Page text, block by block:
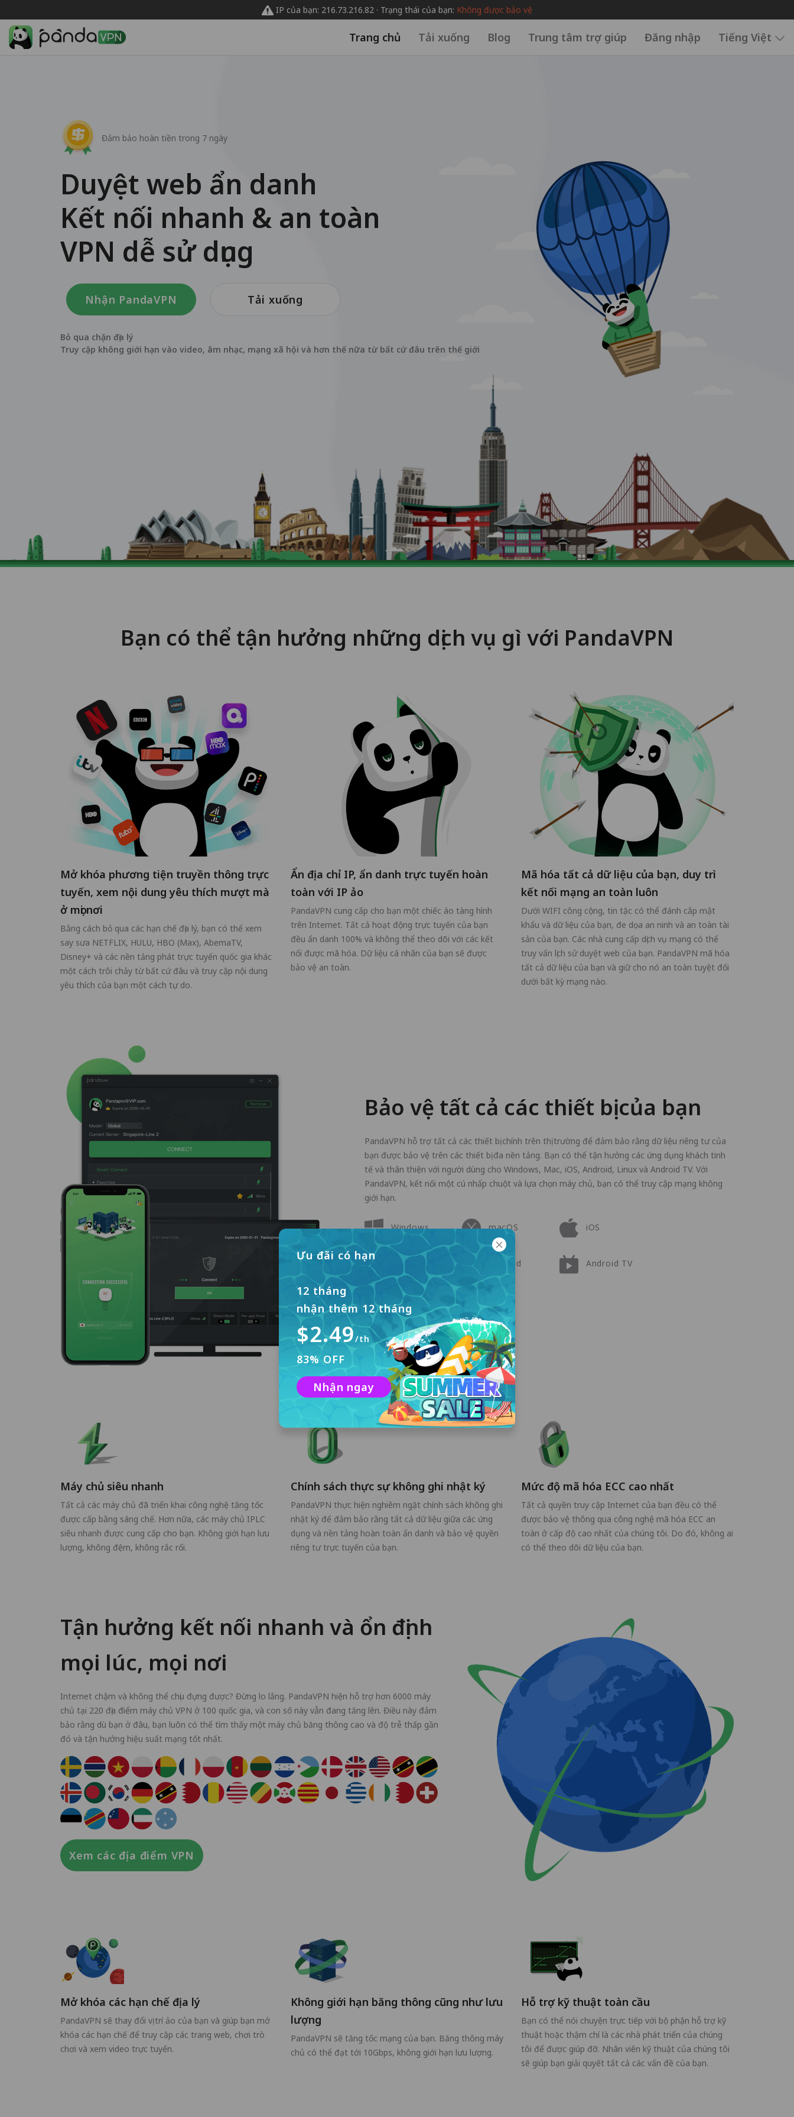
IP của bạn: 216.73.216.82 · Trạng thái của bạn: Không được bảo vệ
Trang chủ Tải xuống Blog Trung tâm trợ giúp Đăng nhập Tiếng Việt
Đảm bảo hoàn tiền trong 7 ngày
Duyệt web ẩn danh
Kết nối nhanh & an toàn
VPN dễ sử dụng
Nhận PandaVPN Tải xuống
Bỏ qua chặn địa lý
Truy cập không giới hạn vào video, âm nhạc, mạng xã hội và hơn thế nữa từ bất cứ đâu trên thế giới
Bạn có thể tận hưởng những dịch vụ gì với PandaVPN
Mở khóa phương tiện truyền thông trực
tuyến, xem nội dung yêu thích mượt mà
ở mọi nơi
Bằng cách bỏ qua các hạn chế địa lý, bạn có thể xem
say sưa NETFLIX, HULU, HBO (Max), AbemaTV,
Disney+ và các nền tảng phát trực tuyến quốc gia khác
một cách trôi chảy từ bất cứ đâu và truy cập nội dung
yêu thích của bạn một cách tự do.
Ẩn địa chỉ IP, ẩn danh trực tuyến hoàn
toàn với IP ảo
PandaVPN cung cấp cho bạn một chiếc áo tàng hình
trên Internet. Tất cả hoạt động trực tuyến của bạn
đều ẩn danh 100% và không thể theo dõi với các kết
nối được mã hóa. Dữ liệu cá nhân của bạn sẽ được
bảo vệ an toàn.
Mã hóa tất cả dữ liệu của bạn, duy trì
kết nối mạng an toàn luôn
Dưới WIFI công cộng, tin tặc có thể đánh cắp mật
khẩu và dữ liệu của bạn, đe dọa an ninh và an toàn tài
sản của bạn. Các nhà cung cấp dịch vụ mạng có thể
truy vấn lịch sử duyệt web của bạn. PandaVPN mã hóa
tất cả dữ liệu của bạn và giữ cho nó an toàn tuyệt đối
dưới bất kỳ mạng nào.
Bảo vệ tất cả các thiết bị của bạn
PandaVPN hỗ trợ tất cả các thiết bị chính trên thị trường để đảm bảo rằng dữ liệu riêng tư của
bạn được bảo vệ trên các thiết bị đa nền tảng. Bạn có thể tận hưởng các ứng dụng khách tinh
tế và thân thiện với người dùng cho Windows, Mac, iOS, Android, Linux và Android TV. Với
PandaVPN, kết nối một cú nhấp chuột và lựa chọn máy chủ, bạn có thể truy cập mạng không
giới hạn.
Windows macOS iOS
Apple TV Android Android TV
Linux
Máy chủ siêu nhanh
Tất cả các máy chủ đã triển khai công nghệ tăng tốc
được cấp bằng sáng chế. Hơn nữa, các máy chủ IPLC
siêu nhanh được cung cấp cho bạn. Không giới hạn lưu
lượng, không đệm, không rắc rối.
Chính sách thực sự không ghi nhật ký
PandaVPN thực hiện nghiêm ngặt chính sách không ghi
nhật ký để đảm bảo rằng tất cả dữ liệu giữa các ứng
dụng và nền tảng hoàn toàn ẩn danh và bảo vệ quyền
riêng tư trực tuyến của bạn.
Mức độ mã hóa ECC cao nhất
Tất cả quyền truy cập Internet của bạn đều có thể
được bảo vệ thông qua công nghệ mã hóa ECC an
toàn ở cấp độ cao nhất của chúng tôi. Do đó, không ai
có thể theo dõi dữ liệu của bạn.
Tận hưởng kết nối nhanh và ổn định
mọi lúc, mọi nơi
Internet chậm và không thể chịu đựng được? Đừng lo lắng. PandaVPN hiện hỗ trợ hơn 6000 máy
chủ tại 220 địa điểm máy chủ VPN ở 100 quốc gia, và con số này vẫn đang tăng lên. Điều này đảm
bảo rằng dù bạn ở đâu, bạn luôn có thể tìm thấy một máy chủ băng thông cao và độ trễ thấp gần
đó và tận hưởng hiệu suất mạng tốt nhất.
Xem các địa điểm VPN
Mở khóa các hạn chế địa lý
PandaVPN sẽ thay đổi vị trí ảo của bạn và giúp bạn mở
khóa các hạn chế để truy cập các trang web, chơi trò
chơi và xem video trực tuyến.
Không giới hạn băng thông cũng như lưu
lượng
PandaVPN sẽ tăng tốc mạng của bạn. Băng thông máy
chủ có thể đạt tới 10Gbps, không giới hạn lưu lượng.
Hỗ trợ kỹ thuật toàn cầu
Bạn có thể nói chuyện trực tiếp với bộ phận hỗ trợ kỹ
thuật hoặc thậm chí là các nhà phát triển của chúng
tôi để được giúp đỡ. Nhân viên kỹ thuật của chúng tôi
sẽ giúp bạn giải quyết tất cả các vấn đề của bạn.
Ưu đãi có hạn
12 tháng
nhận thêm 12 tháng
$2.49/th
83% OFF
Nhận ngay